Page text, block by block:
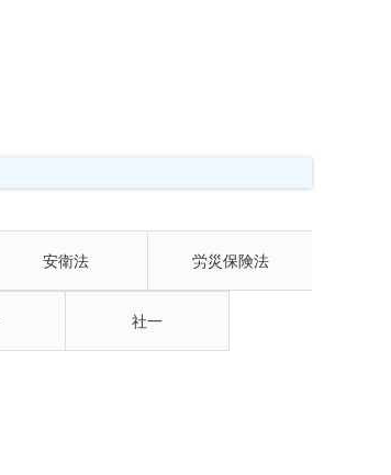
安衛法 労災保険法
社一